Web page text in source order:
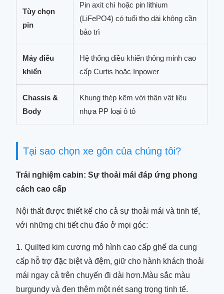
Tùy chọn
pin
Pin axit chì hoặc pin lithium
(LiFePO4) có tuổi thọ dài không cần
bảo trì
Máy điều
khiển
Hệ thống điều khiển thông minh cao
cấp Curtis hoặc Inpower
Chassis &
Body
Khung thép kẽm với thân vật liệu
nhựa PP loại ô tô
Tại sao chọn xe gôn của chúng tôi?
Trải nghiệm cabin: Sự thoải mái đáp ứng phong
cách cao cấp
Nội thất được thiết kế cho cả sự thoải mái và tinh tế,
với những chi tiết chu đáo ở mọi góc:
1. Quilted kim cương mô hình cao cấp ghế da cung
cấp hỗ trợ đặc biệt và đệm, giữ cho hành khách thoải
mái ngay cả trên chuyến đi dài hơn.Màu sắc màu
burgundy và đen thêm một nét sang trọng tinh tế.